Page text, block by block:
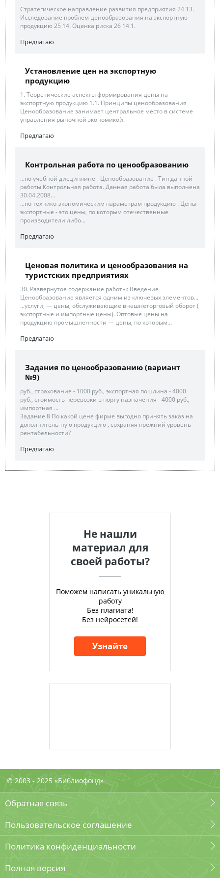
Стратегическое направление развития предприятия 24 13.
Исследование проблем ценообразования на экспортную
продукцию 25 14. Оценка риска 26 14.1.
Предлагаю
Установление цен на экспортную
продукцию
1. Теоретические аспекты формирования цены на
экспортную продукцию 1.1. Принципы ценообразования
Ценообразование занимает центральное место в системе
управления рыночной экономикой.
Предлагаю
Контрольная работа по ценообразованию
...по учебной дисциплине - Ценообразование . Тип данной
работы Контрольная работа. Данная работа была выполнена
30.04.2008...
...по технико-экономическим параметрам продукцию . Цены
экспортные - это цены, по которым отечественные
производители либо...
Предлагаю
Ценовая политика и ценообразования на
туристских предприятиях
30. Развернутое содержание работы: Введение
Ценообразование является одним из ключевых элементов...
...услуги; — цены, обслуживающие внешнеторговый оборот (
экспортные и импортные цены). Оптовые цены на
продукцию промышленности — цены, по которым...
Предлагаю
Задания по ценообразованию (вариант
№9)
руб., страхование - 1000 руб., экспортная пошлина - 4000
руб., стоимость перевозки в порту назначения - 4000 руб.,
импортная ...
Задание 8 По какой цене фирме выгодно принять заказ на
дополнитель-ную продукцию , сохраняя прежний уровень
рентабельности?
Предлагаю
Не нашли
материал для
своей работы?
Поможем написать уникальную
работу
Без плагиата!
Без нейросетей!
Узнайте
© 2003 - 2025 «Библиофонд»
Обратная связь
Пользовательское соглашение
Политика конфиденциальности
Полная версия